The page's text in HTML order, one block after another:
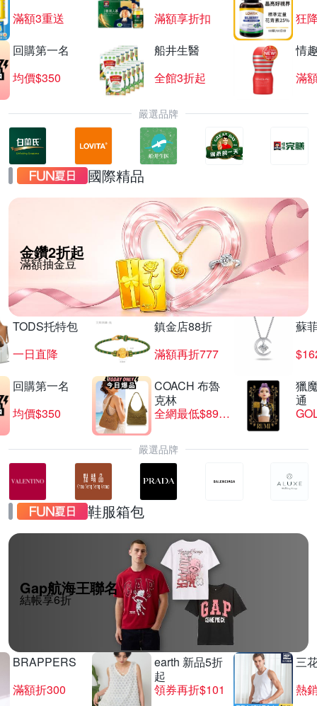
滿額3重送
滿額享折扣
狂
回購第一名
均價$350
船井生醫
全館3折起
情
滿
嚴選品牌
國際精品
金鑽2折起
滿額抽金豆
TODS托特包
一日直降
鎮金店88折
滿額再折777
蘇
回購第一名
均價$350
COACH 布魯
克林
全網最低$8999
獵
通
嚴選品牌
鞋服箱包
Gap航海王聯名
結帳享6折
BRAPPERS
滿額折300
earth 新品5折
起
領券再折$101
三
熱